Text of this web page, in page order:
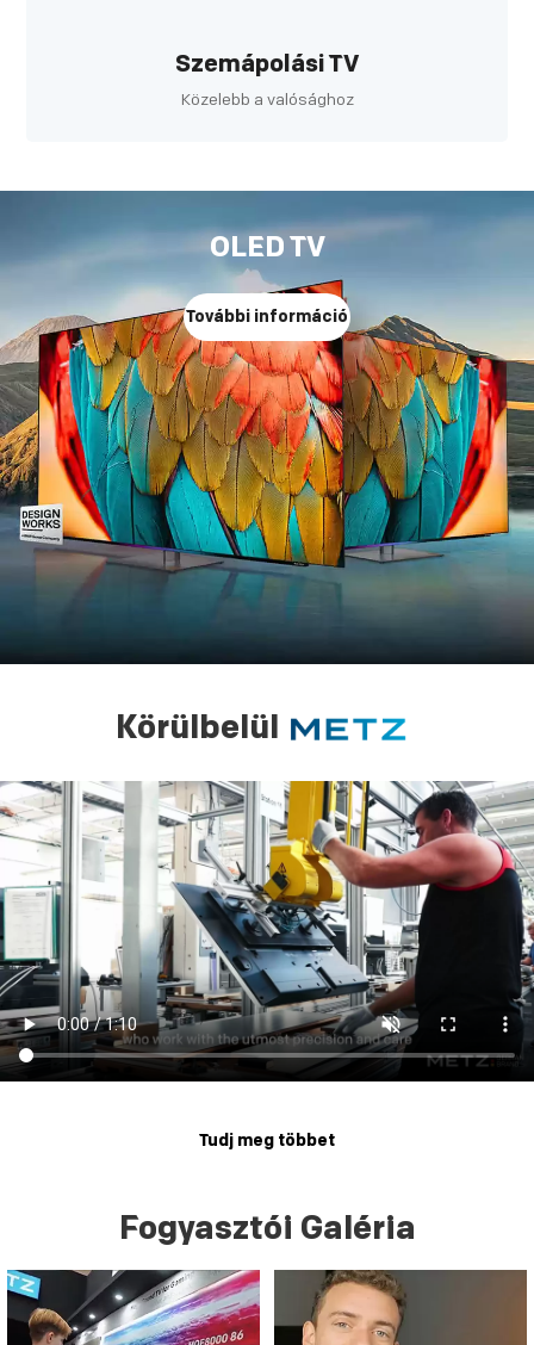
Szemápolási TV
Közelebb a valósághoz
OLED TV
További információ
Körülbelül
Tudj meg többet
Fogyasztói Galéria